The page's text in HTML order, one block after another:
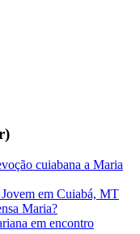
cuiabana a Maria
em Cuiabá, MT
Maria?
em encontro